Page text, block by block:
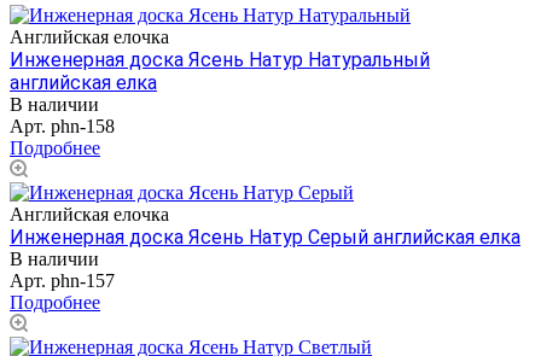
Английская елочка
Инженерная доска Ясень Натур Натуральный
английская елка
В наличии
Арт. phn-158
Подробнее
Английская елочка
Инженерная доска Ясень Натур Серый английская елка
В наличии
Арт. phn-157
Подробнее